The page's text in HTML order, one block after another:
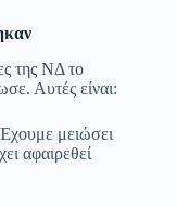
της ΝΔ το
Αυτές είναι:
μειώσει
αφαιρεθεί